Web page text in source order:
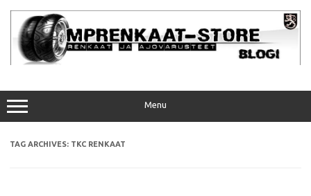
content
Menu
TAG ARCHIVES: TKC RENKAAT